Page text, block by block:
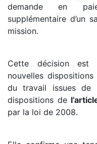
demande en
supplémentaire d’un
mission.
Cette décision est
nouvelles dispositions
du travail issues de
dispositions de
par la loi de 2008.